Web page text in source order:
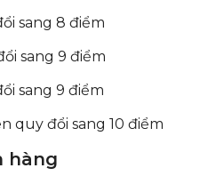
sang 8 điểm
sang 9 điểm
sang 9 điểm
quy đổi sang 10 điểm
hàng